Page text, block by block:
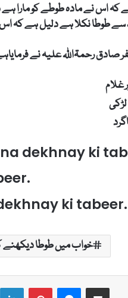
کہ اس نے مادہ طوطے کو
سے طوطا نکلا ہے دلیل ہے کہ
رحمۃاللہ علیہ نے
غلام
dekhnay ki
ki tabeer.
خواب میں طوطا دیکھنے
LinkedInPinterestMessenger
Share via Email